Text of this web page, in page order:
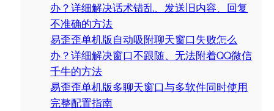
办？详细解决话术错乱、发送旧内容、回复
不准确的方法
易歪歪单机版自动吸附聊天窗口失败怎么
办？详细解决窗口不跟随、无法附着QQ微信
千牛的方法
易歪歪单机版多聊天窗口与多软件同时使用
完整配置指南